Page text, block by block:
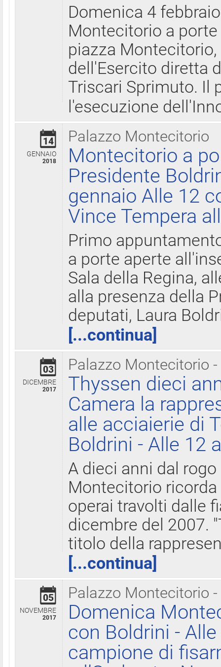
Domenica 4
Montecitorio a
piazza
dell'Esercito diretta
Triscari Sprimuto. Il
l'esecuzione
Palazzo Montecitorio
14
GENNAIO
2018
Montecitorio a
Presidente
gennaio Alle 12
Vince Tempera
Primo
a porte aperte
Sala della Regina,
alla presenza della
deputati, Laura
[...continua]
Palazzo Montecitorio
03
DICEMBRE
2017
Thyssen dieci
Camera la
alle acciaierie di
Boldrini - Alle 12
A dieci anni dal
Montecitorio
operai travolti dalle
dicembre del 2007.
titolo della
[...continua]
Palazzo Montecitorio
05
NOVEMBRE
2017
Domenica
con Boldrini -
campione di